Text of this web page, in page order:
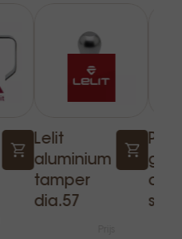
Lelit
aluminium
tamper
dia.57
opf